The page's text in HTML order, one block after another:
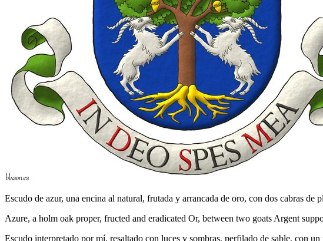
Escudo de azur, una encina al natural, frutada y arrancada de oro, con dos cabras de
Azure, a holm oak proper, fructed and eradicated Or, between two goats Argent
Escudo interpretado por mí, resaltado con luces y sombras, perfilado de sable, con